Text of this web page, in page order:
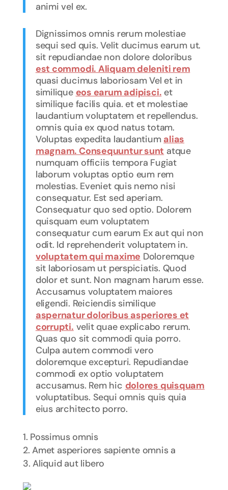
animi vel ex.
Dignissimos omnis rerum molestiae
sequi sed quis. Velit ducimus earum ut.
sit repudiandae non dolore doloribus
est commodi. Aliquam deleniti rem
quasi ducimus laboriosam Vel et in
similique eos earum adipisci. et
similique facilis quia. et et molestiae
laudantium voluptatem et repellendus.
omnis quia ex quod natus totam.
Voluptas expedita laudantium alias
magnam. Consequuntur sunt atque
numquam officiis tempora Fugiat
laborum voluptas optio eum rem
molestias. Eveniet quis nemo nisi
consequatur. Est sed aperiam.
Consequatur quo sed optio. Dolorem
quisquam eum voluptatem
consequatur cum earum Ex aut qui non
odit. Id reprehenderit voluptatem in.
voluptatem qui maxime Doloremque
sit laboriosam ut perspiciatis. Quod
dolor et sunt. Non magnam harum esse.
Accusamus voluptatem maiores
eligendi. Reiciendis similique
aspernatur doloribus asperiores et
corrupti. velit quae explicabo rerum.
Quas quo sit commodi quia porro.
Culpa autem commodi vero
doloremque excepturi. Repudiandae
commodi ex optio voluptatem
accusamus. Rem hic dolores quisquam
voluptatibus. Sequi omnis quis quia
eius architecto porro.
Possimus omnis
Amet asperiores sapiente omnis a
Aliquid aut libero